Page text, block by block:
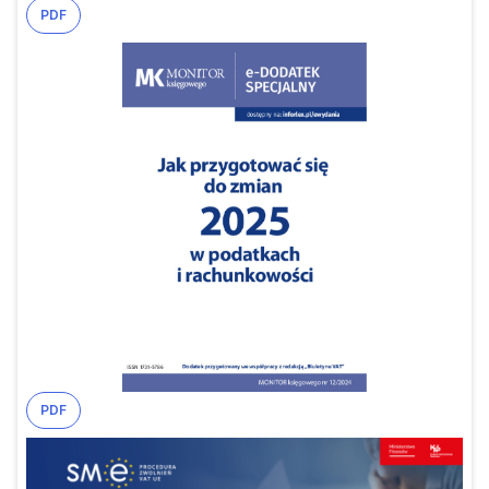
PDF
PDF